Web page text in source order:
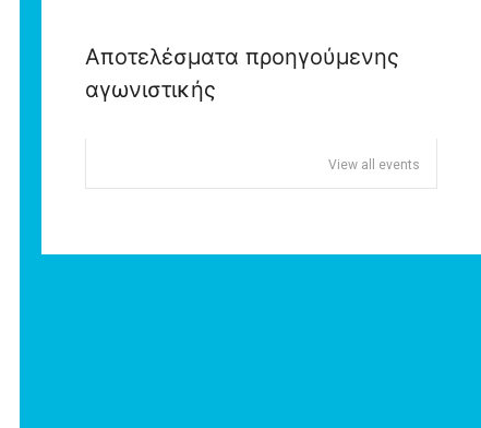
Αποτελέσματα προηγούμενης
αγωνιστικής
View all events